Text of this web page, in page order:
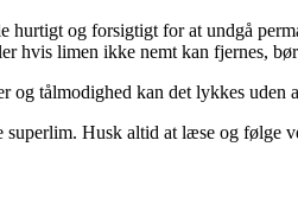
og forsigtigt for at undgå
limen ikke nemt kan fjernes,
tålmodighed kan det lykkes uden
Husk altid at læse og følge